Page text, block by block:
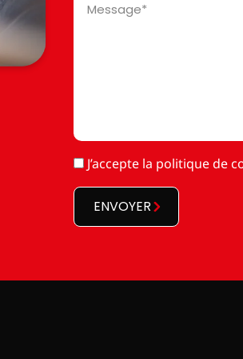
RGPD
J’accepte la politique de
ENVOYER